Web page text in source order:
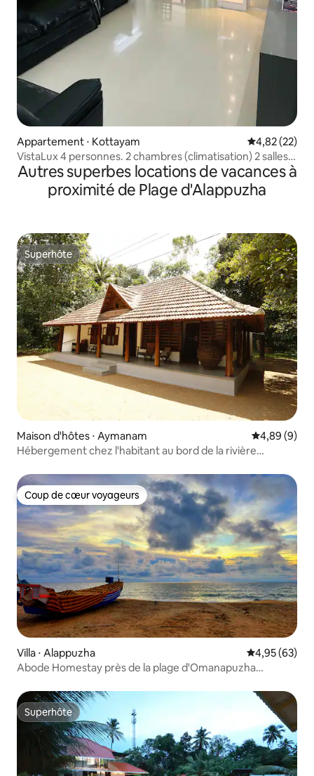
Appartement ⋅ Kottayam Évaluation
4,82 (22)
VistaLux 4 personnes. 2 chambres (climatisation) 2 salles
de bain
Autres superbes locations de vacances à
proximité de Plage d'Alappuzha
Superhôte
Superhôte
Maison d'hôtes ⋅ Aymanam Évaluation
4,89 (9)
Hébergement chez l'habitant au bord de la rivière
Coup de cœur voyageurs
Coup de cœur voyageurs
Villa ⋅ Alappuzha Évaluation
4,95 (63)
Abode Homestay près de la plage d'Omanapuzha
Superhôte
Superhôte